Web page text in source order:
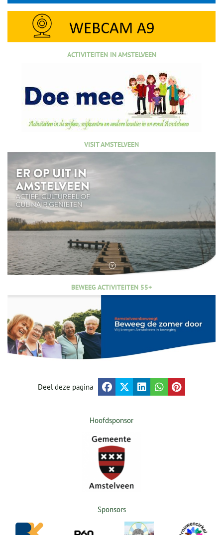
ACTIVITEITEN IN AMSTELVEEN
VISIT AMSTELVEEN
BEWEEG ACTIVITEITEN 55+
Deel deze pagina
Hoofdsponsor
Sponsors